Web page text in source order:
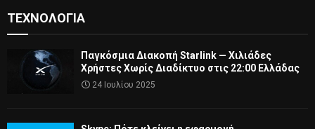
ΤΕΧΝΟΛΟΓΊΑ
Παγκόσμια Διακοπή Starlink — Χιλιάδες
Χρήστες Χωρίς Διαδίκτυο στις 22:00 Ελλάδας
24 Ιουλίου 2025